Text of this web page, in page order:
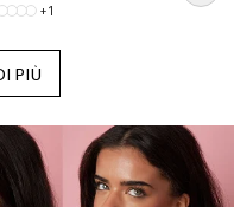
+1
PIÙ